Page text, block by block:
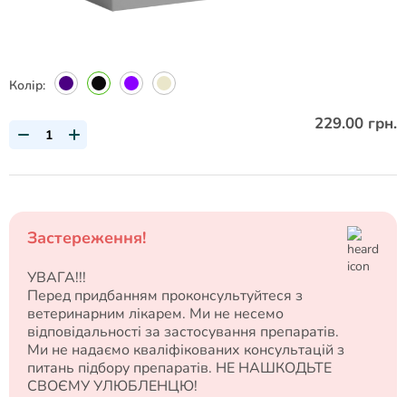
Колір:
229.00 грн.
Застереження!
УВАГА!!!
Перед придбанням проконсультуйтеся з
ветеринарним лікарем. Ми не несемо
відповідальності за застосування препаратів.
Ми не надаємо кваліфікованих консультацій з
питань підбору препаратів. НЕ НАШКОДЬТЕ
СВОЄМУ УЛЮБЛЕНЦЮ!